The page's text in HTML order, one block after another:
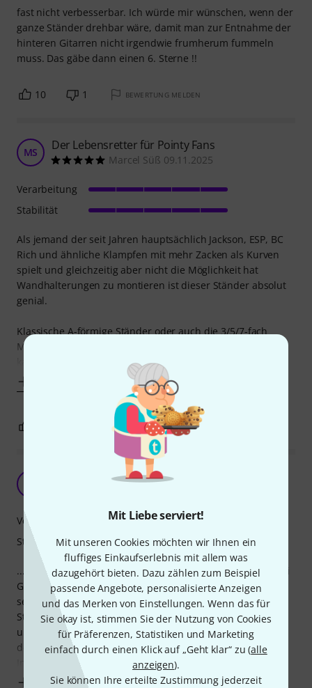
Mit Liebe serviert!
Mit unseren Cookies möchten wir Ihnen ein
fluffiges Einkaufserlebnis mit allem was
dazugehört bieten. Dazu zählen zum Beispiel
passende Angebote, personalisierte Anzeigen
und das Merken von Einstellungen. Wenn das für
Sie okay ist, stimmen Sie der Nutzung von Cookies
für Präferenzen, Statistiken und Marketing
einfach durch einen Klick auf „Geht klar“ zu (alle
anzeigen).
Sie können Ihre erteilte Zustimmung jederzeit
fast nicht verbesserbar. Ich würde mir wünschen, wenn der
ganze Ständer drehbar wäre, damit man zur Entnahme der
hinteren Gitarren nicht irgendwie frumherum fummeln
muss. Das gäbe dann einen 6. Sterne !!
10 1 BEWERTUNG MELDEN
MS Der Lebensretter für Pointy Fans
Marcel Süß 09.11.2025
Als jemand der seit Jahren hauptsächlich Jackson, ESP, BC
Rich und ähnliche Klampfen mit mehr Zacken als Kurven
spielt und gleichzeitig aber nicht die Möglichkeit hat
Wandhalterungen zu montieren ist dieser Ständer absolut
genial.
Klassische A-förmige Ständer oder auch die 3/5/7-fach
Monster in denen die Gitarren seitlich angelehnt sind
Verarbeitung
Stabilität
BEWERTUNG MELDEN
Jetzt Mal Klartext ...
...ja der Ständer ist nicht gerade preiswert aber er hält drei
Gitarren oder Bässe besser als du sie halten kannst. Und
selbst wenn nach dem 10. Bier eine Gitarre bereits im
Ständer hängt, der Bassist seine mit Schwung rein knallt
und ich meine auch noch drauf packe und dabei fast auf
den Ständer falle ... Er bleibt stehen. Und er hält die
Instrumente. Wenn man also
Mehr anzeigen
Verarbeitung
Stabilität